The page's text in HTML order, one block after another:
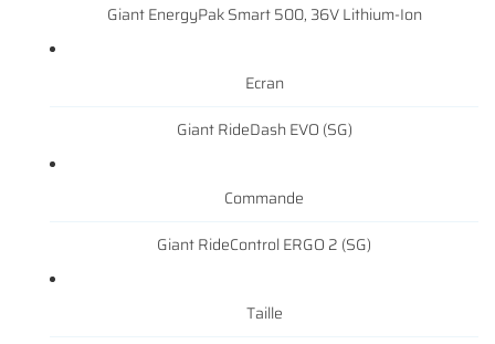
Giant EnergyPak Smart 500, 36V Lithium-Ion
Ecran
Giant RideDash EVO (SG)
Commande
Giant RideControl ERGO 2 (SG)
Taille